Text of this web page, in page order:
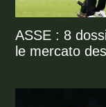
ASSE : 8
le mercato